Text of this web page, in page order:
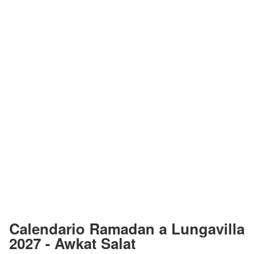
Calendario Ramadan a Lungavilla
2027 - Awkat Salat